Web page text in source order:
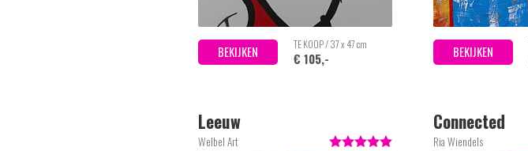
BEKIJKEN TE KOOP / 37 x 47 cm
€ 105,- BEKIJKEN
Welbel Art
Leeuw
Ria Wiendels
Connected